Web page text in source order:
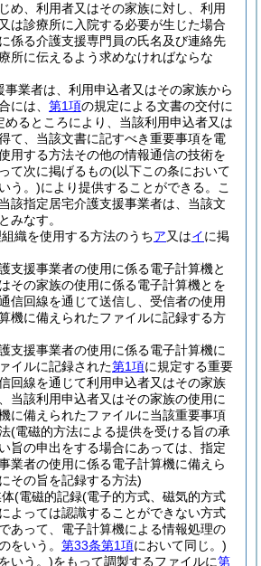
め、利用者又はその家族に対し、利用
は診療所に入院する必要が生じた場合
係る介護支援専門員の氏名及び連絡先
所に伝えるよう求めなければならな
事業者は、利用申込者又はその家族から
には、 第1項の規定による文書の交付に
めるところにより、当該利用申込者又は
て、当該文書に記すべき重要事項を電
用する方法その他の情報通信の技術を
て次に掲げるもの(以下この条において
う。)により提供することができる。
こ
該指定居宅介護支援事業者は、当該文
みなす。
織を使用する方法のうちア又はイに掲
支援事業者の使用に係る電子計算機と
その家族の使用に係る電子計算機とを
信回線を通じて送信し、受信者の使用
機に備えられたファイルに記録する方
支援事業者の使用に係る電子計算機に
イルに記録された第1項に規定する重要
回線を通じて利用申込者又はその家族
当該利用申込者又はその家族の使用に
に備えられたファイルに当該重要事項
(電磁的方法による提供を受ける旨の承
旨の申出をする場合にあっては、指定
業者の使用に係る電子計算機に備えら
その旨を記録する方法)
(電磁的記録(電子的方式、磁気的方式
よっては認識することができない方式
あって、電子計算機による情報処理の
をいう。 第33条第1項において同じ。)
いう。)をもって調製するファイルに第